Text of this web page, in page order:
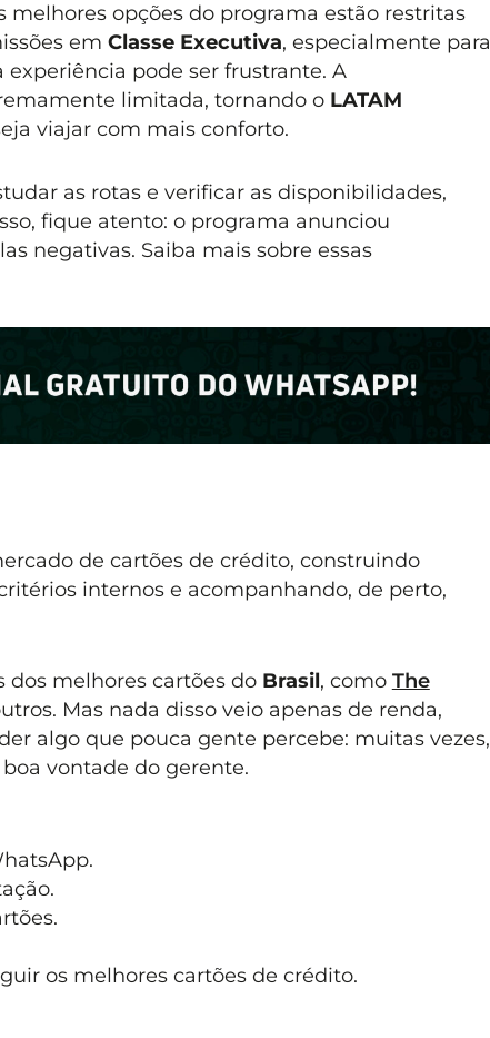
opções do programa estão restritas
em Classe Executiva, especialmente para
experiência pode ser frustrante. A
limitada, tornando o LATAM
viajar com mais conforto.
as rotas e verificar as disponibilidades,
fique atento: o programa anunciou
negativas. Saiba mais sobre essas
de cartões de crédito, construindo
internos e acompanhando, de perto,
dos melhores cartões do Brasil, como The
Mas nada disso veio apenas de renda,
algo que pouca gente percebe: muitas vezes,
vontade do gerente.
os melhores cartões de crédito.